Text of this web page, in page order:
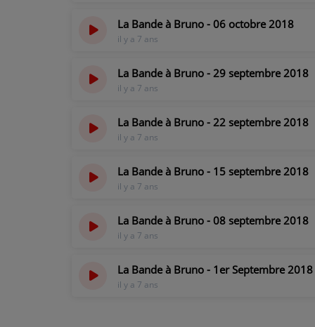
La Bande à Bruno - 06 octobre 2018
il y a 7 ans
La Bande à Bruno - 29 septembre 2018
il y a 7 ans
La Bande à Bruno - 22 septembre 2018
il y a 7 ans
La Bande à Bruno - 15 septembre 2018
il y a 7 ans
La Bande à Bruno - 08 septembre 2018
il y a 7 ans
La Bande à Bruno - 1er Septembre 2018
il y a 7 ans